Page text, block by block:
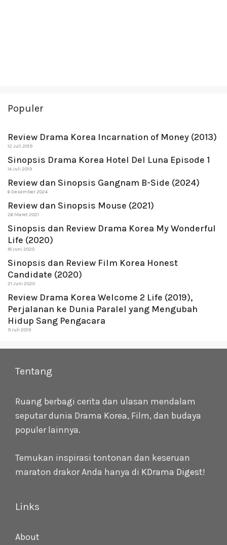
Populer
Review Drama Korea Incarnation of Money (2013)
12 Juli 2019
Sinopsis Drama Korea Hotel Del Luna Episode 1
14 Juli 2019
Review dan Sinopsis Gangnam B-Side (2024)
6 Desember 2024
Review dan Sinopsis Mouse (2021)
26 Maret 2021
Sinopsis dan Review Drama Korea My Wonderful
Life (2020)
18 Juni 2020
Sinopsis dan Review Film Korea Honest
Candidate (2020)
21 Juni 2020
Review Drama Korea Welcome 2 Life (2019),
Perjalanan ke Dunia Paralel yang Mengubah
Hidup Sang Pengacara
9 Juli 2019
Tentang
Ruang berbagi cerita dan ulasan mendalam
seputar dunia Drama Korea, Film, dan budaya
populer lainnya.
Temukan inspirasi tontonan dan keseruan
maraton drakor Anda hanya di KDrama Digest!
Links
About